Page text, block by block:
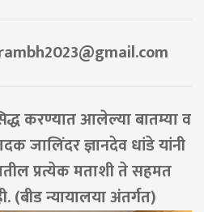
करण्यात आलेल्या बातम्या व
जालिंदर ज्ञानदेव धांडे यांनी
प्रत्येक मताशी ते सहमत
न्यायालया अंतर्गत)